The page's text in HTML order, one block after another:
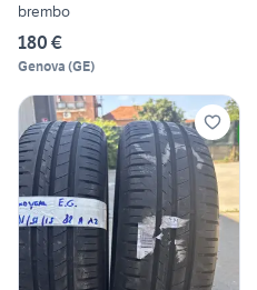
brembo
180 €
Genova (GE)